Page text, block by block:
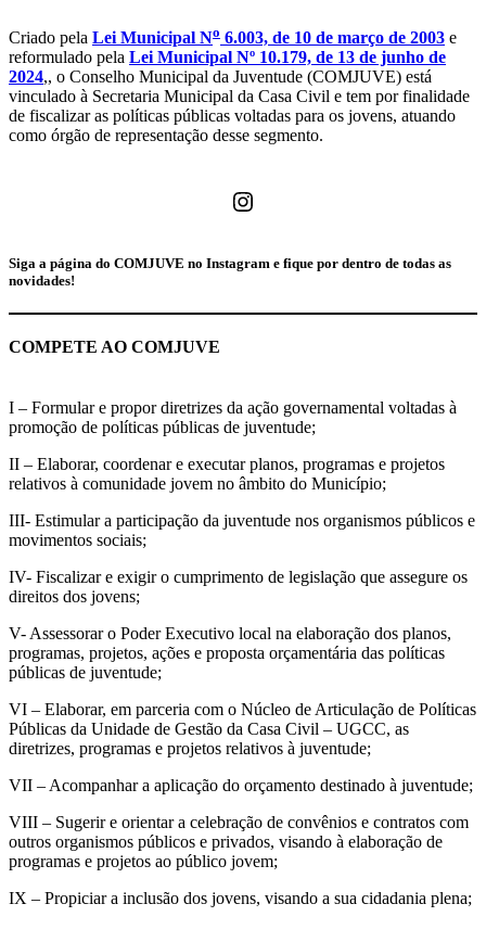
Criado pela Lei Municipal No 6.003, de 10 de março de 2003 e
reformulado pela Lei Municipal Nº 10.179, de 13 de junho de
2024,, o Conselho Municipal da Juventude (COMJUVE) está
vinculado à Secretaria Municipal da Casa Civil e tem por finalidade
de fiscalizar as políticas públicas voltadas para os jovens, atuando
como órgão de representação desse segmento.
Instagram
Siga a página do COMJUVE no Instagram e fique por dentro de todas as
novidades!
COMPETE AO COMJUVE
I – Formular e propor diretrizes da ação governamental voltadas à
promoção de políticas públicas de juventude;
II – Elaborar, coordenar e executar planos, programas e projetos
relativos à comunidade jovem no âmbito do Município;
III- Estimular a participação da juventude nos organismos públicos e
movimentos sociais;
IV- Fiscalizar e exigir o cumprimento de legislação que assegure os
direitos dos jovens;
V- Assessorar o Poder Executivo local na elaboração dos planos,
programas, projetos, ações e proposta orçamentária das políticas
públicas de juventude;
VI – Elaborar, em parceria com o Núcleo de Articulação de Políticas
Públicas da Unidade de Gestão da Casa Civil – UGCC, as
diretrizes, programas e projetos relativos à juventude;
VII – Acompanhar a aplicação do orçamento destinado à juventude;
VIII – Sugerir e orientar a celebração de convênios e contratos com
outros organismos públicos e privados, visando à elaboração de
programas e projetos ao público jovem;
IX – Propiciar a inclusão dos jovens, visando a sua cidadania plena;